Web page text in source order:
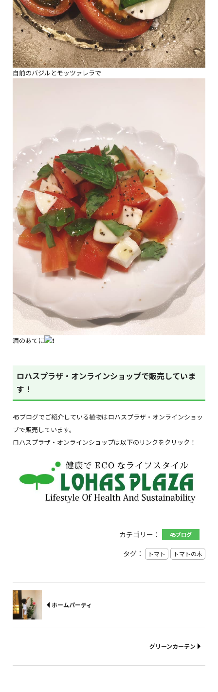
自前のバジルとモッツァレラで
酒のあてに
ロハスプラザ・オンラインショップで販売していま
す！
45ブログでご紹介している植物はロハスプラザ・オンラインショッ
プで販売しています。
ロハスプラザ・オンラインショップは以下のリンクをクリック！
カテゴリー： 45ブログ
タグ： トマト トマトの木
ホームパーティ
グリーンカーテン